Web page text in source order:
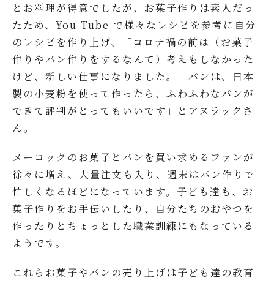
とお料理が得意でしたが、お菓子作りは素人だっ
たため、You Tube で様々なレシピを参考に自分
のレシピを作り上げ、「コロナ禍の前は（お菓子
作りやパン作りをするなんて）考えもしなかった
けど、新しい仕事になりました。 パンは、日本
製の小麦粉を使って作ったら、ふわふわなパンが
できて評判がとってもいいです」とアヌラックさ
ん。
メーコックのお菓子とパンを買い求めるファンが
徐々に増え、大量注文も入り、週末はパン作りで
忙しくなるほどになっています。子ども達も、お
菓子作りをお手伝いしたり、自分たちのおやつを
作ったりとちょっとした職業訓練にもなっている
ようです。
これらお菓子やパンの売り上げは子ども達の教育